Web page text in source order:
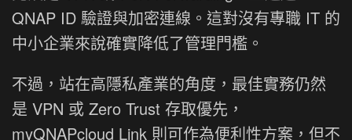
QNAP ID 驗證與加密連線。這對沒有專職 IT 的
中小企業來說確實降低了管理門檻。
不過，站在高隱私產業的角度，最佳實務仍然
是 VPN 或 Zero Trust 存取優先，
myQNAPcloud Link 則可作為便利性方案，但不